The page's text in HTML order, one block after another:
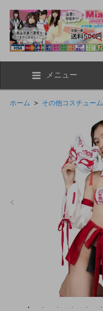
メニュー
ホーム > その他コスチューム